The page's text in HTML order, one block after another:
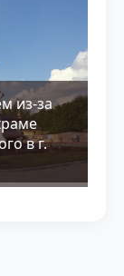
из-за
в г.